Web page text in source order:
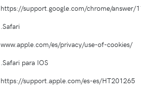
https://support.google.com/chrome/
.Safari
www.apple.com/es/privacy/use-of-cookies/
.Safari para IOS
https://support.apple.com/es-es/HT201265